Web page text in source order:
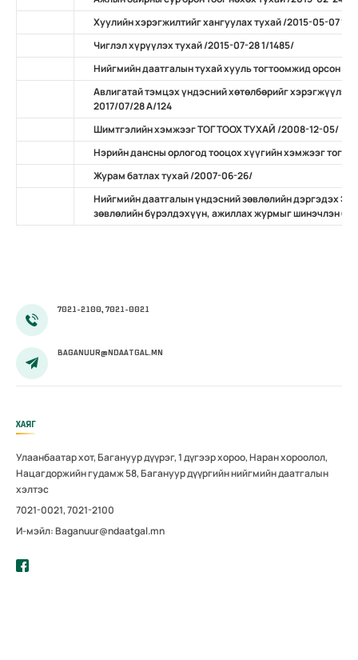
Хуулийн хэрэгжилтийг хангуулах тухай /2015-05-07 11/
Чиглэл хүрүүлэх тухай /2015-07-28 1/1485/
Нийгмийн даатгалын тухай хууль тогтоомжид орсон
Авлигатай тэмцэх үндэсний хөтөлбөрийг хэрэгжүүлэх
2017/07/28 А/124
Шимтгэлийн хэмжээг ТОГТООХ ТУХАЙ /2008-12-05/
Нэрийн дансны орлогод тооцох хүүгийн хэмжээг
Журам батлах тухай /2007-06-26/
Нийгмийн даатгалын үндэсний зөвлөлийн дэргэдэх
зөвлөлийн бүрэлдэхүүн, ажиллах журмыг шинэчлэн
7021-2100, 7021-0021
BAGANUUR@NDAATGAL.MN
ХАЯГ
Улаанбаатар хот, Багануур дүүрэг, 1 дүгээр хороо, Наран хороолол,
Нацагдоржийн гудамж 58, Багануур дүүргийн нийгмийн даатгалын
хэлтэс
7021-0021, 7021-2100
И-мэйл: Baganuur@ndaatgal.mn